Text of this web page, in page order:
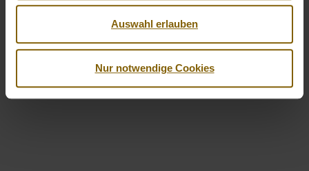
Auswahl erlauben
Nur notwendige Cookies